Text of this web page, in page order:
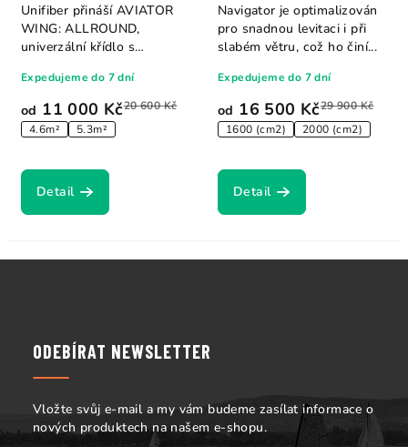
od 11 000 Kč20 600 Kč
4.6m² 5.3m²
Expedujeme do 7 dní
Detail
Unifiber přináší AVIATOR
WING: ALLROUND,
univerzální křídlo s
od 16 500 Kč29 900 Kč
1600 (cm2) 2000 (cm2)
Expedujeme do 7 dní
Detail
Navigator je optimalizován
pro snadnou levitaci i při
slabém větru, což ho činí...
ODEBÍRAT NEWSLETTER
Vložte svůj e-mail a my vám budeme zasílat informace o
nových produktech na našem e-shopu.